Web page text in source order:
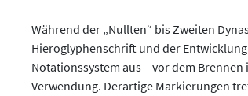
Während der „Nullten“ bis Zweiten
Hieroglyphenschrift und der
Notationssystem aus – vor dem
Verwendung. Derartige Markierungen